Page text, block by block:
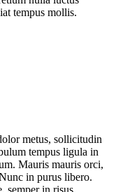
tempus mollis.
metus, sollicitudin
tempus ligula in
Mauris mauris orci,
in purus libero.
semper in risus.